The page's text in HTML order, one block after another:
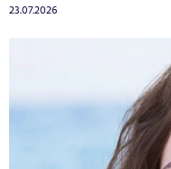
23.07.2026